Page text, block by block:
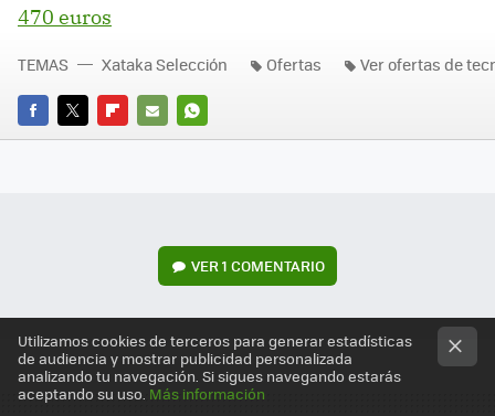
470 euros
FACEBOOK
TWITTERFLIPBOARD
E-
WHATSAPP
TEMAS Xataka Selección Ofertas Ver ofertas de
VER1 COMENTARIO
Utilizamos cookies de terceros para generar estadísticas
de audiencia y mostrar publicidad personalizada
analizando tu navegación. Si sigues navegando estarás
aceptando su uso. Más información